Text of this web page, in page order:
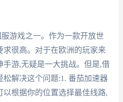
游戏之一。作为一款开放世
求很高。对于在欧洲的玩家来
游,无疑是一大挑战。但是,借
松解决这个问题:1. 番茄加速器
根据你的位置选择最佳线路,